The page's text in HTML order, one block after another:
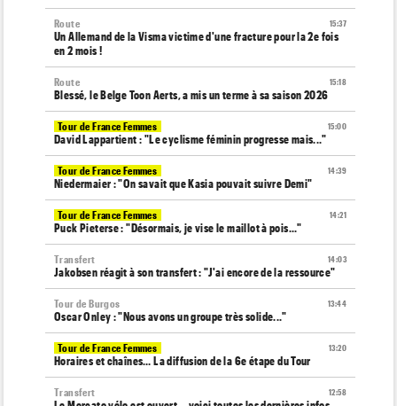
15:37
Route
Un Allemand de la Visma victime d'une fracture pour la 2e fois
en 2 mois !
15:18
Route
Blessé, le Belge Toon Aerts, a mis un terme à sa saison 2026
15:00
Tour de France Femmes
David Lappartient : "Le cyclisme féminin progresse mais..."
14:39
Tour de France Femmes
Niedermaier : "On savait que Kasia pouvait suivre Demi"
14:21
Tour de France Femmes
Puck Pieterse : "Désormais, je vise le maillot à pois..."
14:03
Transfert
Jakobsen réagit à son transfert : "J'ai encore de la ressource"
13:44
Tour de Burgos
Oscar Onley : "Nous avons un groupe très solide..."
13:20
Tour de France Femmes
Horaires et chaînes… La diffusion de la 6e étape du Tour
12:58
Transfert